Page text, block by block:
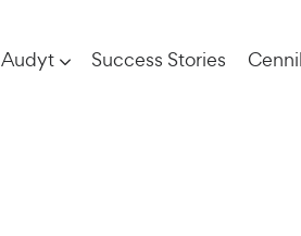
Audyt Success Stories